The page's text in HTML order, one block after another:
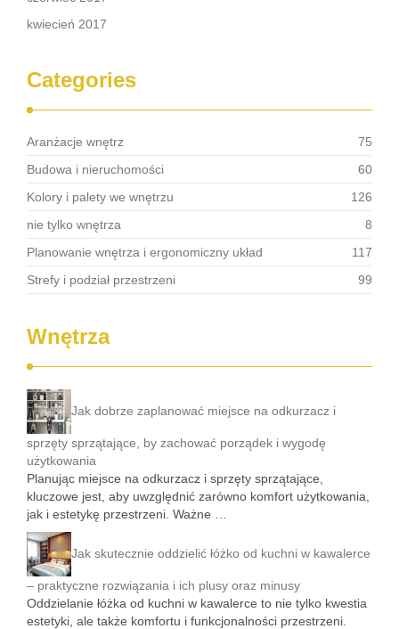
kwiecień 2017
Categories
Aranżacje wnętrz
75
Budowa i nieruchomości
60
Kolory i palety we wnętrzu
126
nie tylko wnętrza
8
Planowanie wnętrza i ergonomiczny układ
117
Strefy i podział przestrzeni
99
Wnętrza
Jak dobrze zaplanować miejsce na odkurzacz i
sprzęty sprzątające, by zachować porządek i wygodę
użytkowania
Planując miejsce na odkurzacz i sprzęty sprzątające,
kluczowe jest, aby uwzględnić zarówno komfort użytkowania,
jak i estetykę przestrzeni. Ważne …
Jak skutecznie oddzielić łóżko od kuchni w kawalerce
– praktyczne rozwiązania i ich plusy oraz minusy
Oddzielanie łóżka od kuchni w kawalerce to nie tylko kwestia
estetyki, ale także komfortu i funkcjonalności przestrzeni.